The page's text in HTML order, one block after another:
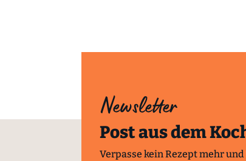
Newsletter
Post aus dem
Verpasse kein Rezept mehr